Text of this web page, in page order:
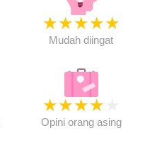
★★★★★
Mudah diingat
★★★★
Opini orang asing